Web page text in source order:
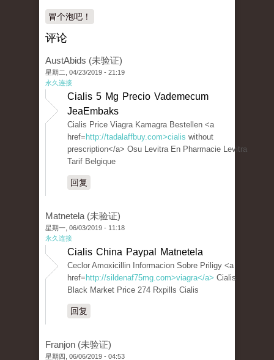
冒个泡吧！
评论
AustAbids (未验证)
星期二, 04/23/2019 - 21:19
永久连接
Cialis 5 Mg Precio Vademecum
JeaEmbaks
Cialis Price Viagra Kamagra Bestellen <a
href= http://tadalaffbuy.com>cialis without
prescription</a> Osu Levitra En Pharmacie Levitra
Tarif Belgique
回复
Matnetela (未验证)
星期一, 06/03/2019 - 11:18
永久连接
Cialis China Paypal Matnetela
Ceclor Amoxicillin Informacion Sobre Priligy <a
href= http://sildenaf75mg.com>viagra</a> Cialis
Black Market Price 274 Rxpills Cialis
回复
Franjon (未验证)
星期四, 06/06/2019 - 04:53